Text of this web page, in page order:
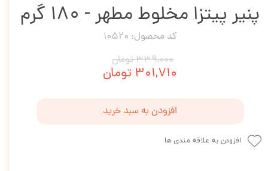
پنیر پیتزا مخلوط مطهر - 180 گرم
کد محصول: 10520
۳۳۹,۰۰۰ تومان
۳۰۱,۷۱۰ تومان
افزودن به سبد خرید
افزودن به علاقه مندی ها